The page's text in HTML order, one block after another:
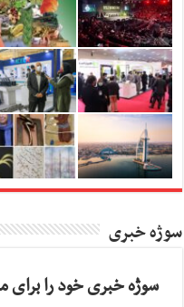
سوژه خبری
سوژه خبری خود را برای